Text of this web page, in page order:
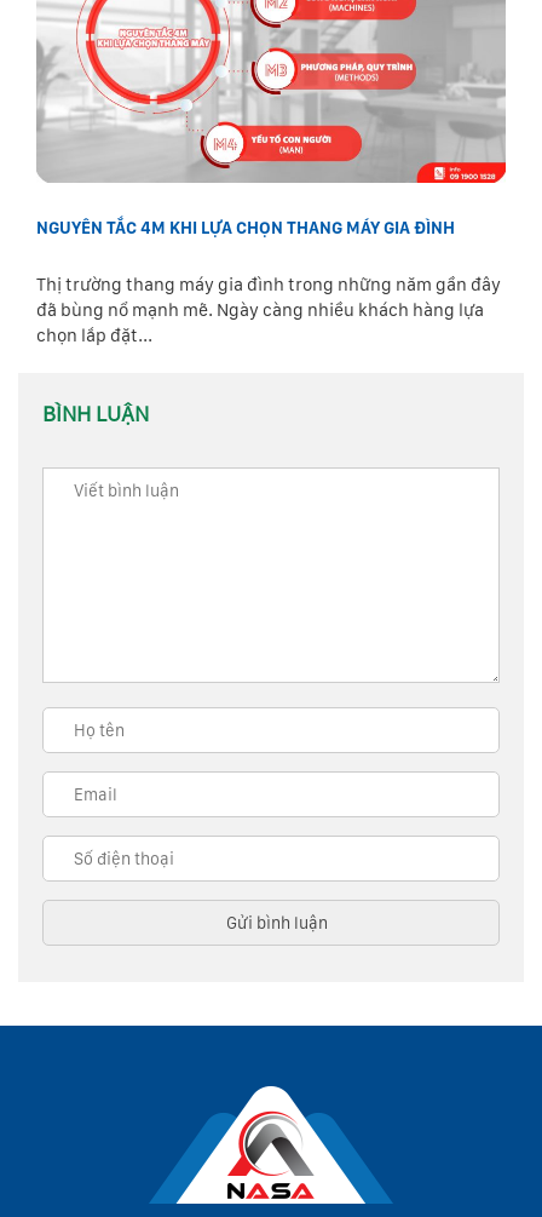
NGUYÊN TẮC 4M KHI LỰA CHỌN THANG MÁY GIA ĐÌNH
Thị trường thang máy gia đình trong những năm gần đây
đã bùng nổ mạnh mẽ. Ngày càng nhiều khách hàng lựa
chọn lắp đặt...
BÌNH LUẬN